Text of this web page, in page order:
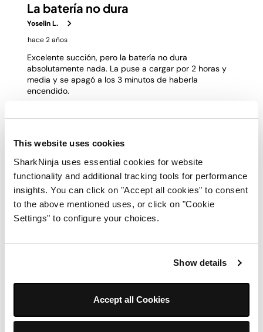
This website uses cookies
SharkNinja uses essential cookies for website
functionality and additional tracking tools for performance
insights. You can click on "Accept all cookies" to consent
to the above mentioned uses, or click on "Cookie
Settings" to configure your choices.
Show details
Accept all Cookies